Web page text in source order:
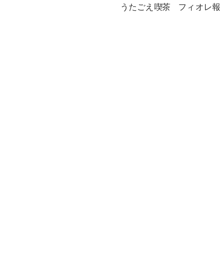
うたごえ喫茶 フィオレ報